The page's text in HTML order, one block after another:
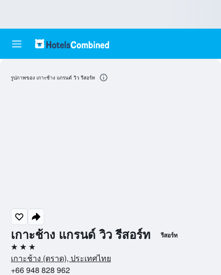
เกาะช้าง แกรนด์ วิว รีสอร์ท รีสอร์ท
3 ดาว
เกาะช้าง (ตราด), ประเทศไทย
+66 948 828 962
รูปภาพของ เกาะช้าง แกรนด์ วิว รีสอร์ท